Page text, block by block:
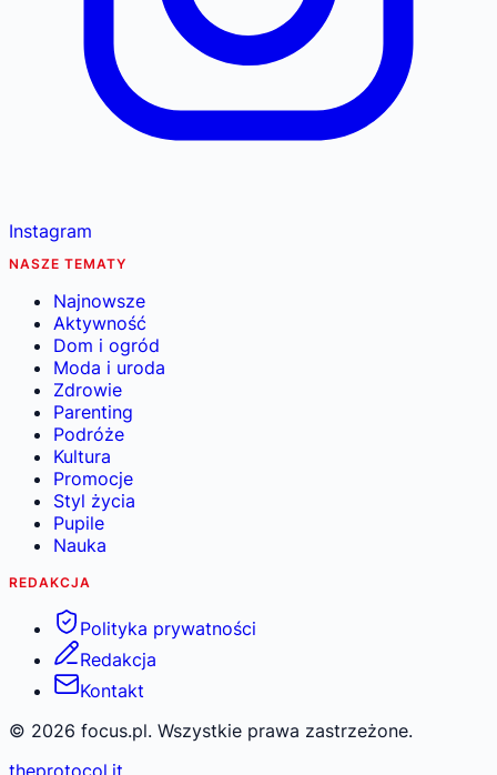
Instagram
NASZE TEMATY
Najnowsze
Aktywność
Dom i ogród
Moda i uroda
Zdrowie
Parenting
Podróże
Kultura
Promocje
Styl życia
Pupile
Nauka
REDAKCJA
Polityka prywatności
Redakcja
Kontakt
© 2026 focus.pl. Wszystkie prawa zastrzeżone.
theprotocol.it